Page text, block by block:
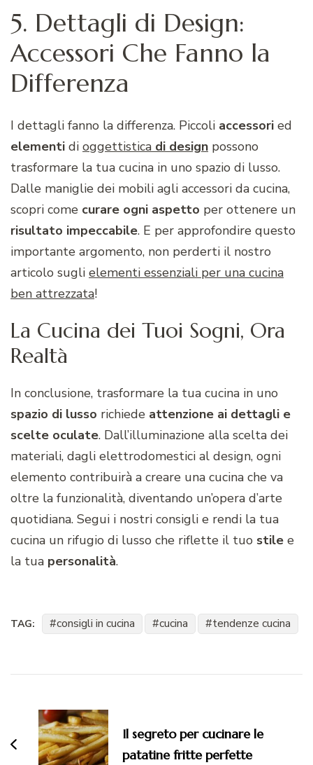
5. Dettagli di Design:
Accessori Che Fanno la
Differenza
I dettagli fanno la differenza. Piccoli accessori ed
elementi di oggettistica di design possono
trasformare la tua cucina in uno spazio di lusso.
Dalle maniglie dei mobili agli accessori da cucina,
scopri come curare ogni aspetto per ottenere un
risultato impeccabile. E per approfondire questo
importante argomento, non perderti il nostro
articolo sugli elementi essenziali per una cucina
ben attrezzata!
La Cucina dei Tuoi Sogni, Ora
Realtà
In conclusione, trasformare la tua cucina in uno
spazio di lusso richiede attenzione ai dettagli e
scelte oculate. Dall’illuminazione alla scelta dei
materiali, dagli elettrodomestici al design, ogni
elemento contribuirà a creare una cucina che va
oltre la funzionalità, diventando un’opera d’arte
quotidiana. Segui i nostri consigli e rendi la tua
cucina un rifugio di lusso che riflette il tuo stile e
la tua personalità.
TAG: consigli in cucina cucina tendenze cucina
articoli
Il segreto per cucinare le
patatine fritte perfette